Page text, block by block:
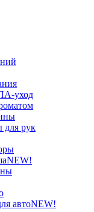
уход
для рук
NEW!
автоNEW!